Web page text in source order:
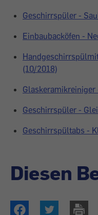
Geschirrspüler -
Einbaubacköfen -
(10/2018)
Geschirrspüler -
Geschirrspültabs -
Diesen